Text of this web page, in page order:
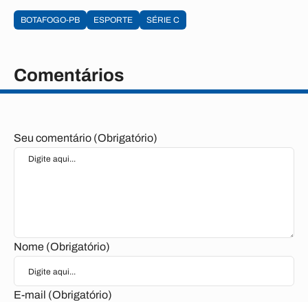
BOTAFOGO-PB ESPORTE SÉRIE C
Comentários
Seu comentário (Obrigatório)
Nome (Obrigatório)
E-mail (Obrigatório)